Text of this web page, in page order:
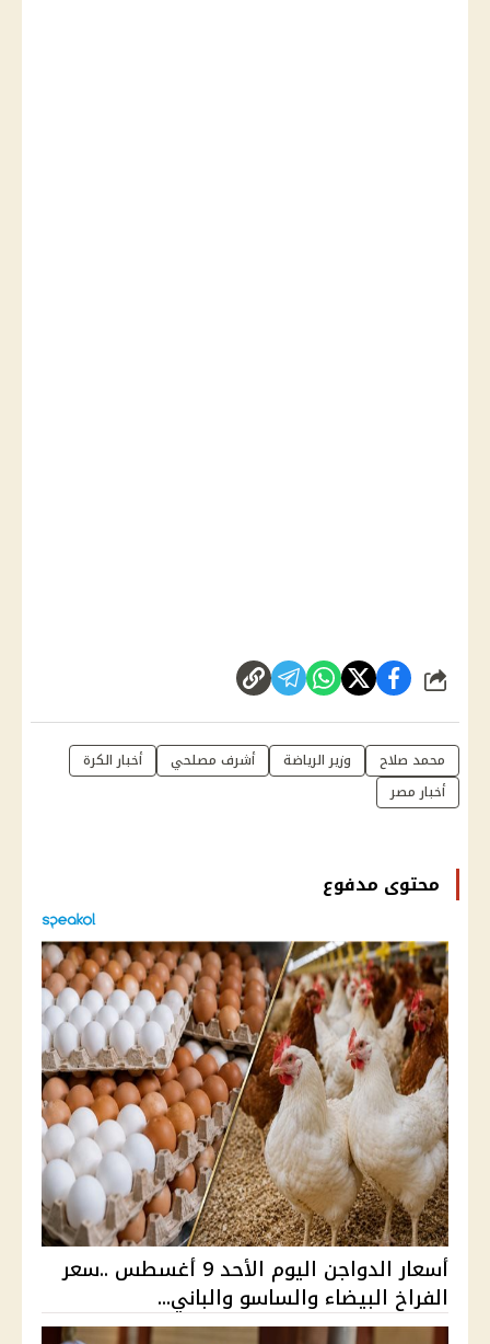
شارك
محمد صلاح وزير الرياضة أشرف مصلحي
أخبار الكرة
أخبار مصر
محتوى مدفوع
أسعار الدواجن اليوم الأحد 9 أغسطس ..سعر
الفراخ البيضاء والساسو والباني...